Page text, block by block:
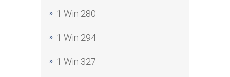
1 Win 280
1 Win 294
1 Win 327